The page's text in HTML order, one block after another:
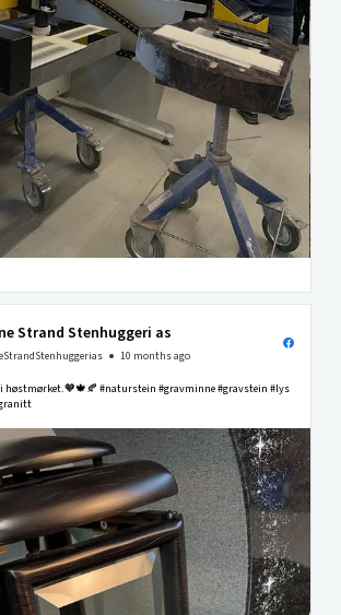
Strand Stenhuggeri as
10 months ago
høstmørket.🧡🍁🍂 #naturstein #gravminne #gravstein #lys